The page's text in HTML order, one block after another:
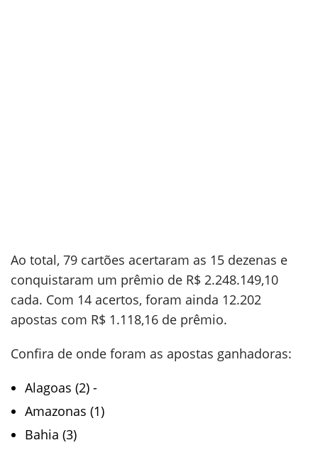
Ao total, 79 cartões acertaram as 15 dezenas e
conquistaram um prêmio de R$ 2.248.149,10
cada. Com 14 acertos, foram ainda 12.202
apostas com R$ 1.118,16 de prêmio.
Confira de onde foram as apostas ganhadoras:
Alagoas (2) -
Amazonas (1)
Bahia (3)